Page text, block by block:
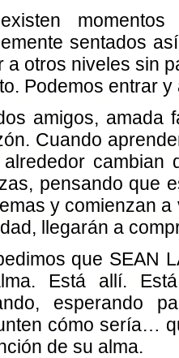
sentados
a otros niveles sin
Podemos entrar
amigos, amada
Cuando
cambian
pensando que
y comienzan a
llegarán a
que SEAN
Está allí.
esperando
cómo sería…
de su alma.